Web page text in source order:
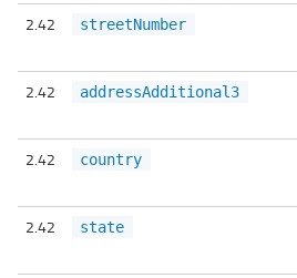
2.42
streetNumber
2.42 addressAdditional3
2.42 country
2.42 state